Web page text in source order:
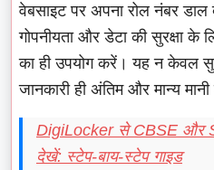
वेबसाइट पर अपना रोल नंबर
गोपनीयता और डेटा की सुरक्षा के
का ही उपयोग करें। यह न केवल
जानकारी ही अंतिम और मान्य मानी
DigiLocker से CBSE और
देखें: स्टेप-बाय-स्टेप गाइड